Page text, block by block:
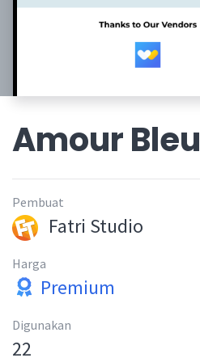
Amour Bleu
Pembuat
Fatri Studio
Harga
Premium
Digunakan
22